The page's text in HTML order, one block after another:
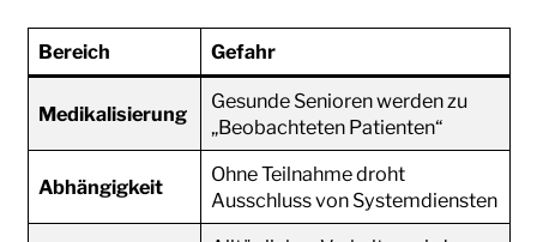
Bereich Gefahr
Medikalisierung
Gesunde Senioren werden zu
„Beobachteten Patienten“
Abhängigkeit
Ohne Teilnahme droht
Ausschluss von Systemdiensten